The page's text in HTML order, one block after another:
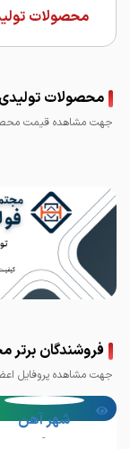
محصولات
محصولات
جهت مشاهده قیمت
فروشندگان
جهت مشاهده پروفایل
شهر آهن
-